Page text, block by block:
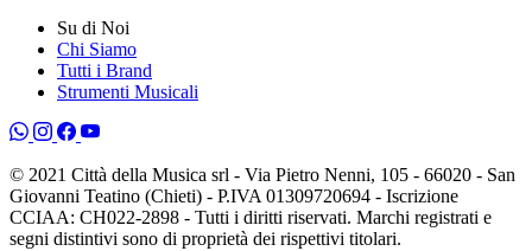
Su di Noi
Chi Siamo
Tutti i Brand
Strumenti Musicali
© 2021 Città della Musica srl - Via Pietro Nenni, 105 - 66020 - San
Giovanni Teatino (Chieti) - P.IVA 01309720694 - Iscrizione
CCIAA: CH022-2898 - Tutti i diritti riservati. Marchi registrati e
segni distintivi sono di proprietà dei rispettivi titolari.